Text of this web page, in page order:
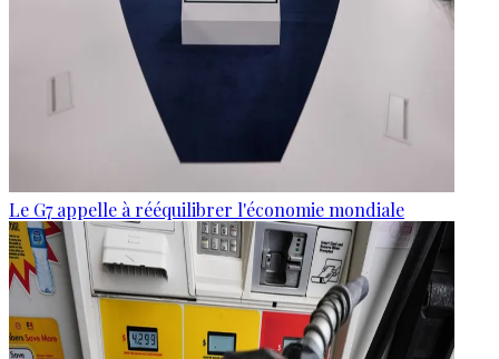
Le G7 appelle à rééquilibrer l'économie mondiale